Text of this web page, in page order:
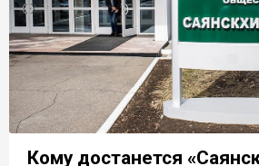
Кому достанется